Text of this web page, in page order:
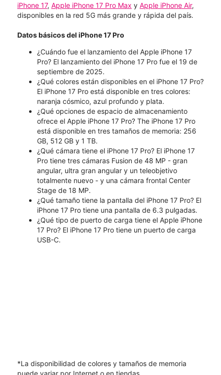
iPhone 17, Apple iPhone 17 Pro Max y Apple iPhone Air,
disponibles en la red 5G más grande y rápida del país.
Datos básicos del iPhone 17 Pro
¿Cuándo fue el lanzamiento del Apple iPhone 17
Pro? El lanzamiento del iPhone 17 Pro fue el 19 de
septiembre de 2025.
¿Qué colores están disponibles en el iPhone 17 Pro?
El iPhone 17 Pro está disponible en tres colores:
naranja cósmico, azul profundo y plata.
¿Qué opciones de espacio de almacenamiento
ofrece el Apple iPhone 17 Pro? The iPhone 17 Pro
está disponible en tres tamaños de memoria: 256
GB, 512 GB y 1 TB.
¿Qué cámara tiene el iPhone 17 Pro? El iPhone 17
Pro tiene tres cámaras Fusion de 48 MP - gran
angular, ultra gran angular y un teleobjetivo
totalmente nuevo - y una cámara frontal Center
Stage de 18 MP.
¿Qué tamaño tiene la pantalla del iPhone 17 Pro? El
iPhone 17 Pro tiene una pantalla de 6.3 pulgadas.
¿Qué tipo de puerto de carga tiene el Apple iPhone
17 Pro? El iPhone 17 Pro tiene un puerto de carga
USB-C.
*La disponibilidad de colores y tamaños de memoria